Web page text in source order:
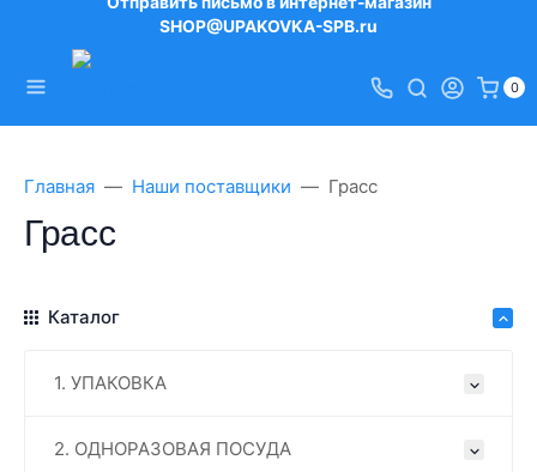
SHOP@UPAKOVKA-SPB.ru
0
Главная Наши поставщики Грасс
Грасс
Каталог
1. УПАКОВКА
2. ОДНОРАЗОВАЯ ПОСУДА